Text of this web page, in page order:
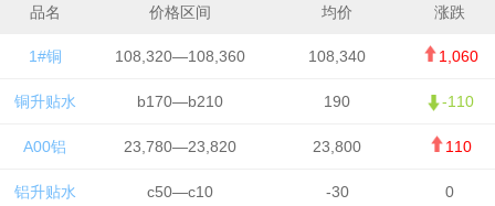
品名 价格区间 均价 涨跌
1#铜 108,320—108,360 108,340 1,060
铜升贴水 b170—b210 190 -110
A00铝 23,780—23,820 23,800 110
铝升贴水 c50—c10 -30 0